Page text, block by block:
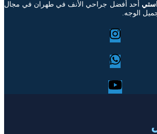
أحد أفضل جراحي الأنف في طهران في مجال
الوجه.